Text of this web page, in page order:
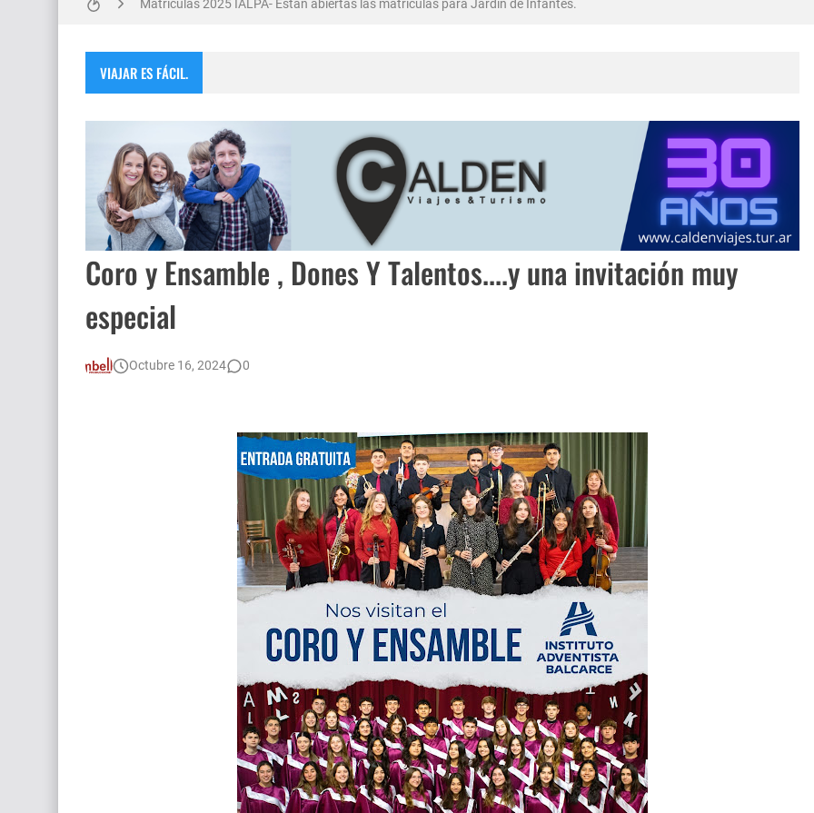
Matrículas 2025 IALPA- Estan abiertas las matrículas para Jardin de Infantes.
Escuela Sabática en su 172 aniversario se celebró en Intendente Alvear, La Pampa
Monte Hermoso, las playas mas cálidas con Norma Abadie.
VIAJAR ES FÁCIL.
Coro y Ensamble , Dones Y Talentos....y una invitación muy
especial
Octubre 16, 2024 0